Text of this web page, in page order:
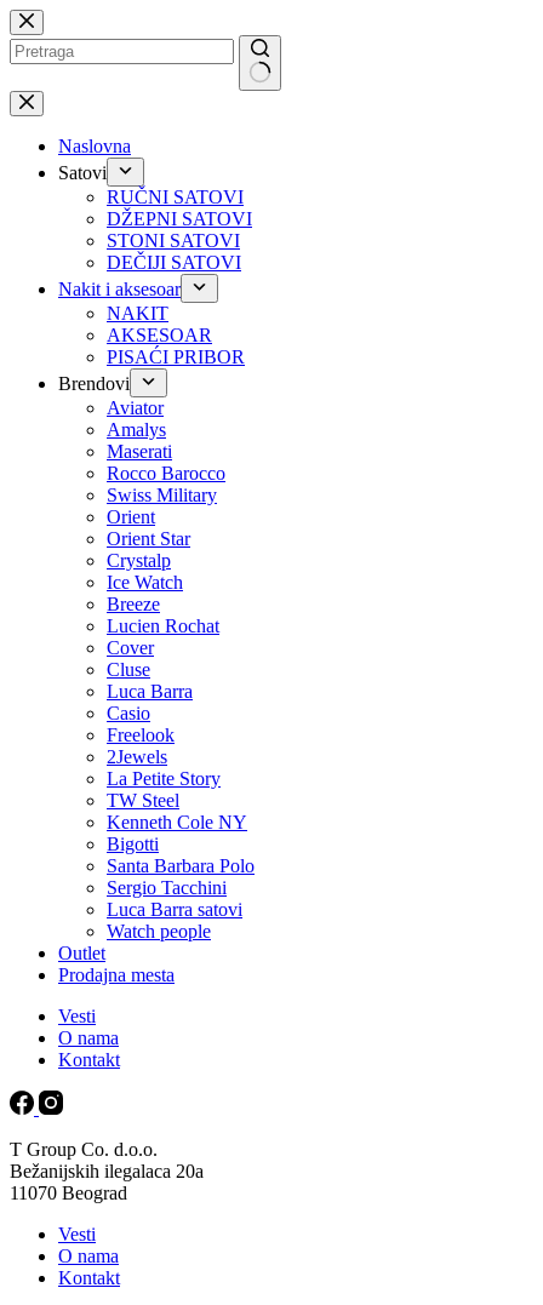
Preskoči
na
No
results
Naslovna
Satovi
RUČNI SATOVI
DŽEPNI SATOVI
STONI SATOVI
DEČIJI SATOVI
Nakit i aksesoar
NAKIT
AKSESOAR
PISAĆI PRIBOR
Brendovi
Aviator
Amalys
Maserati
Rocco Barocco
Swiss Military
Orient
Orient Star
Crystalp
Ice Watch
Breeze
Lucien Rochat
Cover
Cluse
Luca Barra
Casio
Freelook
2Jewels
La Petite Story
TW Steel
Kenneth Cole NY
Bigotti
Santa Barbara Polo
Sergio Tacchini
Luca Barra satovi
Watch people
Outlet
Prodajna mesta
Vesti
O nama
Kontakt
T Group Co. d.o.o.
Bežanijskih ilegalaca 20a
11070 Beograd
Vesti
O nama
Kontakt